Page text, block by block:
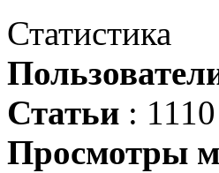
Статистика
Статьи : 1110
Просмотры